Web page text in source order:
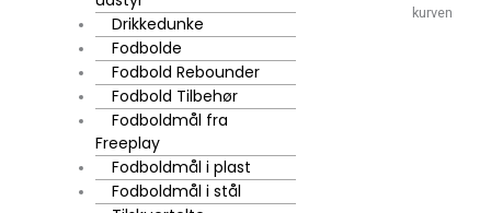
Drikkedunke
Fodbolde
Fodbold Rebounder
Fodbold Tilbehør
Fodboldmål fra
Freeplay
Fodboldmål i plast
Fodboldmål i stål
kurven